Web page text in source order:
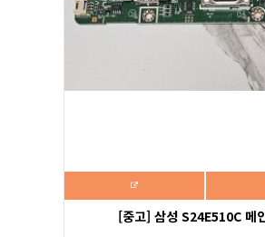
[중고] 삼성 S24E510C 메